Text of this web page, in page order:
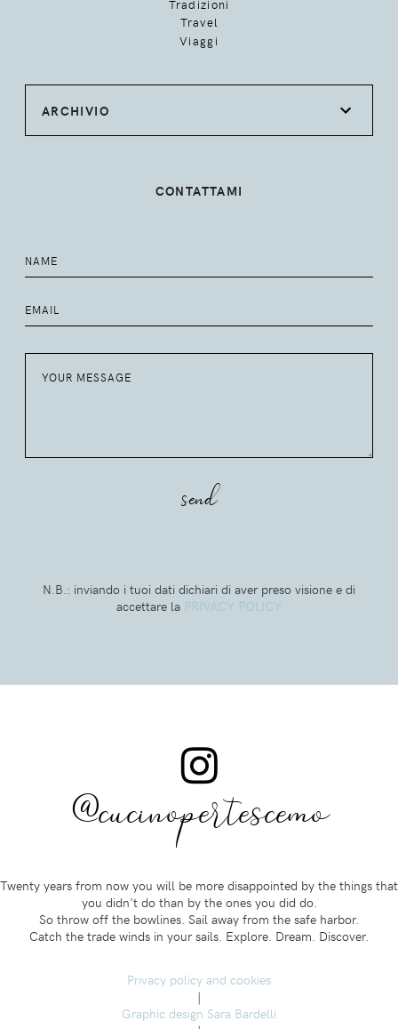
Tradizioni
Travel
Viaggi
ARCHIVIO
CONTATTAMI
N.B.: inviando i tuoi dati dichiari di aver preso visione e di
accettare la
@cucinopertescemo
Twenty years from now you will be more disappointed by the things that
you didn't do than by the ones you did do.
So throw off the bowlines. Sail away from the safe harbor.
Catch the trade winds in your sails. Explore. Dream. Discover.
Privacy policy and cookies
|
Graphic design Sara Bardelli